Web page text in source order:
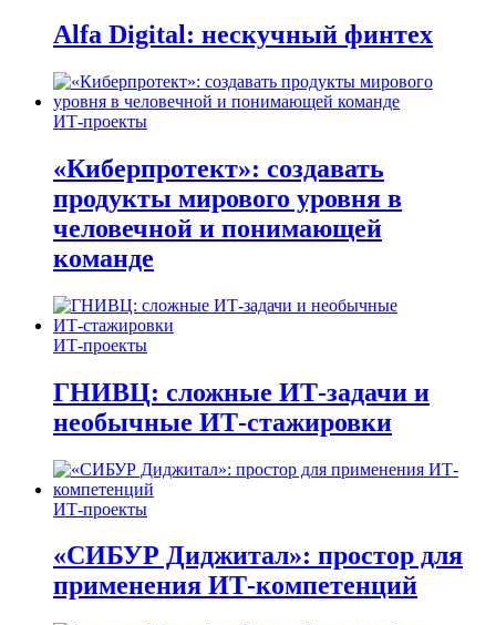
Alfa Digital: нескучный финтех
ИТ-проекты
«Киберпротект»: создавать
продукты мирового уровня в
человечной и понимающей
команде
ИТ-проекты
ГНИВЦ: сложные ИТ‑задачи и
необычные ИТ‑стажировки
ИТ-проекты
«СИБУР Диджитал»: простор для
применения ИТ-компетенций